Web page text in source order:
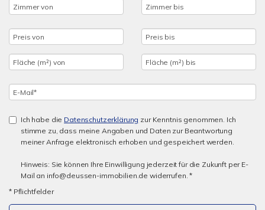
Ich habe die Datenschutzerklärung zur Kenntnis genommen. Ich
stimme zu, dass meine Angaben und Daten zur Beantwortung
meiner Anfrage elektronisch erhoben und gespeichert werden.
Hinweis: Sie können Ihre Einwilligung jederzeit für die Zukunft per E-
Mail an info@deussen-immobilien.de widerrufen. *
* Pflichtfelder